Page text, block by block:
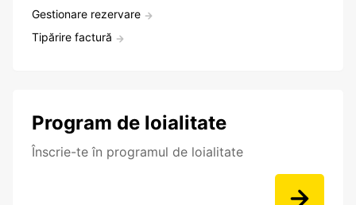
Gestionare rezervare
Tipărire factură
Program de loialitate
Înscrie-te în programul de loialitate